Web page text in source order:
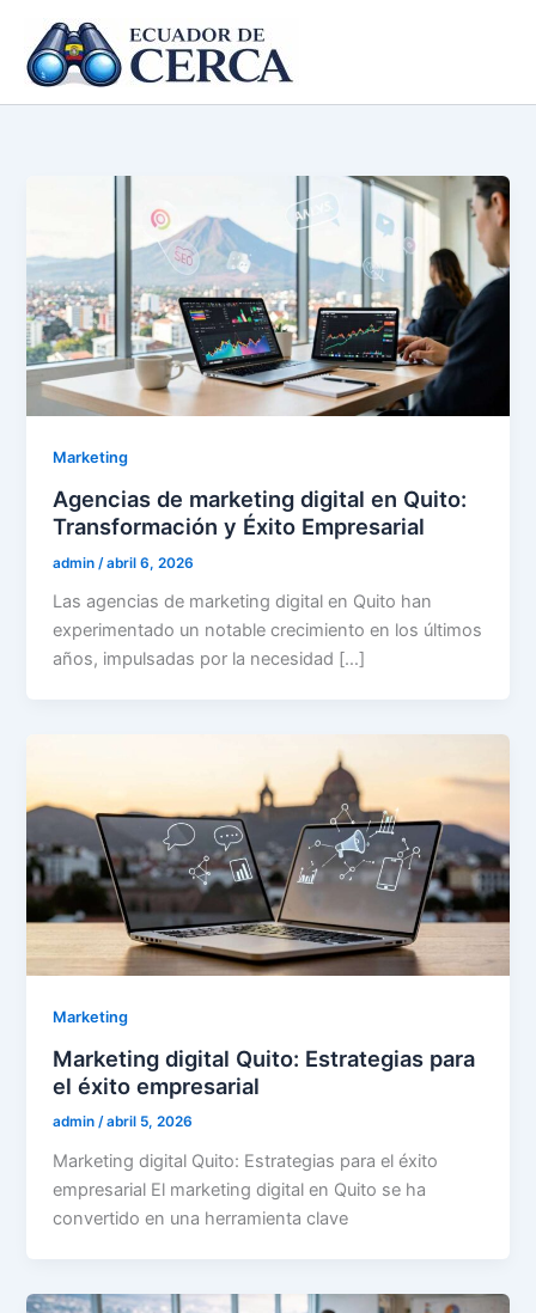
contenido
Marketing
Agencias de marketing digital en Quito:
Transformación y Éxito Empresarial
admin /abril 6, 2026
Las agencias de marketing digital en Quito han
experimentado un notable crecimiento en los últimos
años, impulsadas por la necesidad […]
Marketing
Marketing digital Quito: Estrategias para
el éxito empresarial
admin/abril 5, 2026
Marketing digital Quito: Estrategias para el éxito
empresarial El marketing digital en Quito se ha
convertido en una herramienta clave